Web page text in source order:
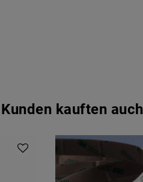
kauften auch